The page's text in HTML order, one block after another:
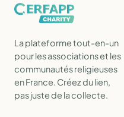
La plateforme tout-en-un
pour les associations et les
communautés religieuses
en France. Créez du lien,
pas juste de la collecte.